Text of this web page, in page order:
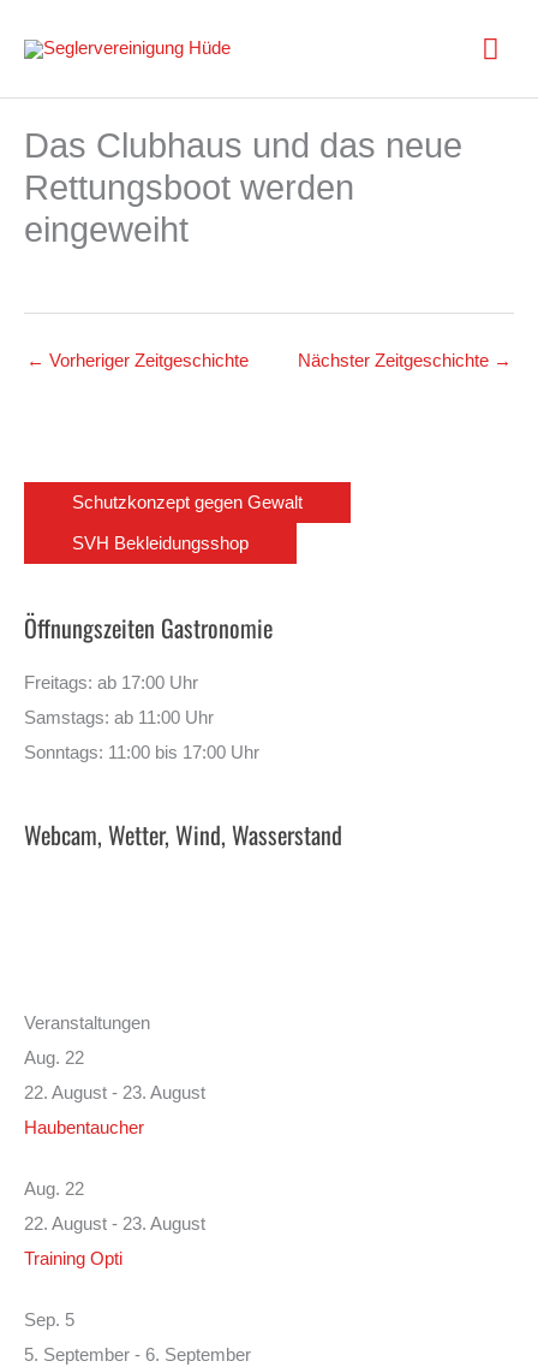
Inhalt
springen
Das Clubhaus und das neue
Rettungsboot werden
eingeweiht
← Vorheriger Zeitgeschichte Nächster Zeitgeschichte →
Schutzkonzept gegen Gewalt
SVH Bekleidungsshop
Öffnungszeiten Gastronomie
Freitags: ab 17:00 Uhr
Samstags: ab 11:00 Uhr
Sonntags: 11:00 bis 17:00 Uhr
Webcam, Wetter, Wind, Wasserstand
Veranstaltungen
Aug. 22
22. August - 23. August
Haubentaucher
Aug. 22
22. August - 23. August
Training Opti
Sep. 5
5. September - 6. September